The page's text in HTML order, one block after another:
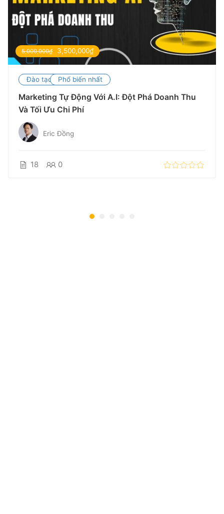
5,000,000₫ 3,500,000₫
Đào tạo Phổ biến nhất
Marketing Tự Động Với A.I: Đột Phá Doanh Thu
Và Tối Ưu Chi Phí
Eric Đồng
18 0